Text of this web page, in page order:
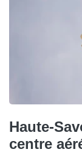
Haute-
centre